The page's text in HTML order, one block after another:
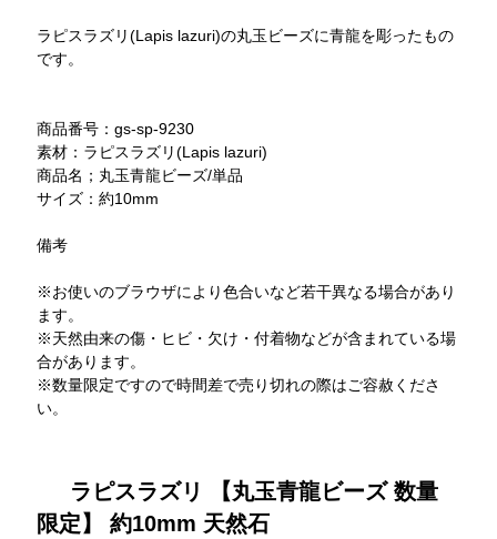
ラピスラズリ(Lapis lazuri)の丸玉ビーズに青龍を彫ったもの
です。
商品番号：gs-sp-9230
素材：ラピスラズリ(Lapis lazuri)
商品名；丸玉青龍ビーズ/単品
サイズ：約10mm
備考
※お使いのブラウザにより色合いなど若干異なる場合があり
ます。
※天然由来の傷・ヒビ・欠け・付着物などが含まれている場
合があります。
※数量限定ですので時間差で売り切れの際はご容赦くださ
い。
ラピスラズリ 【丸玉青龍ビーズ 数量
限定】 約10mm 天然石